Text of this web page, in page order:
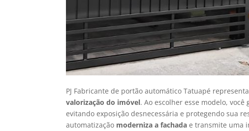
PJ Fabricante de portão automático Tatuapé
valorização do imóvel. Ao escolher esse modelo,
evitando exposição desnecessária e protegendo sua
automatização moderniza a fachada e transmite uma